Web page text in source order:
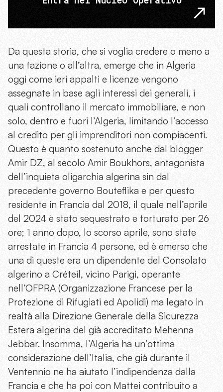
Da questa storia, che si voglia credere o meno a
una fazione o all’altra, emerge che in Algeria
oggi come ieri appalti e licenze vengono
assegnate in base agli interessi dei generali, i
quali controllano il mercato immobiliare, e non
solo, dentro e fuori l’Algeria, limitando l’accesso
al credito per gli imprenditori non compiacenti.
Questo è quanto sostenuto anche dal blogger
Amir DZ, al secolo Amir Boukhors, antagonista
dell’inquieta oligarchia algerina sin dal
precedente governo Bouteflika e per questo
residente in Francia dal 2018, il quale nell’aprile
del 2024 è stato sequestrato e torturato per 26
ore; 1 anno dopo, lo scorso aprile, sono state
arrestate in Francia 4 persone, ed è emerso che
una di queste era un dipendente del Consolato
algerino a Créteil, vicino Parigi, operante
nell’OFPRA (Organizzazione Francese per la
Protezione di Rifugiati ed Apolidi) ma legato in
realtà alla Direzione Generale della Sicurezza
Estera algerina del già accreditato Mehenna
Jebbar. Insomma, l’Algeria ha un’ottima
considerazione dell’Italia, che già durante il
Ventennio ne ha aiutato l’indipendenza dalla
Francia e che ha poi con Mattei contribuito a